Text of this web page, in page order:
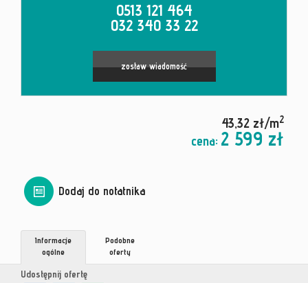
0513 121 464
032 340 33 22
zostaw wiadomość
43,32 zł/m2
cena: 2 599 zł
Dodaj do notatnika
Udostępnij ofertę
Informacje
ogólne
Podobne
oferty